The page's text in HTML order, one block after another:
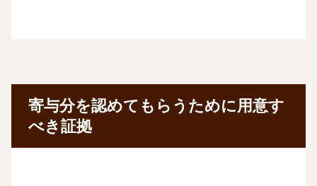
寄与分を認めてもらうために用意す
べき証拠